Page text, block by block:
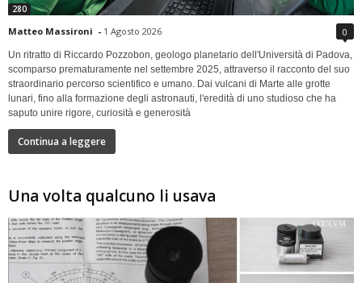
280
Matteo Massironi - 1 Agosto 2026 0
Un ritratto di Riccardo Pozzobon, geologo planetario dell'Università di Padova,
scomparso prematuramente nel settembre 2025, attraverso il racconto del suo
straordinario percorso scientifico e umano. Dai vulcani di Marte alle grotte
lunari, fino alla formazione degli astronauti, l'eredità di uno studioso che ha
saputo unire rigore, curiosità e generosità
Continua a leggere
Una volta qualcuno li usava